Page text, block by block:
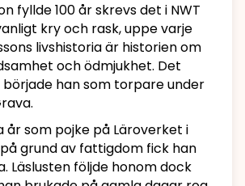
fyllde 100 år skrevs det i NWT
kry och rask, uppe varje
livshistoria är historien om
och ödmjukhet. Det
han som torpare under
år som pojke på Läroverket i
grund av fattigdom fick han
Läslusten följde honom dock